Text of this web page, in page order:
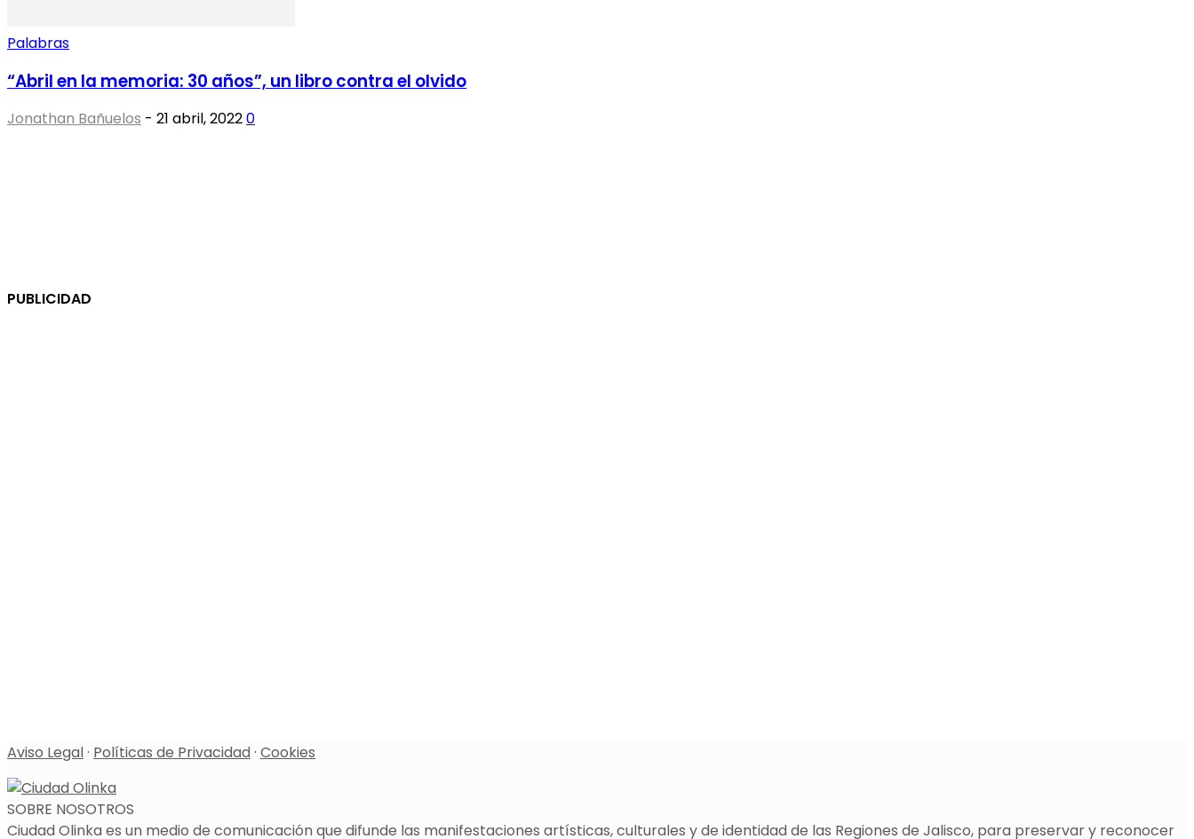
Palabras
“Abril en la memoria: 30 años”, un libro contra el olvido
Jonathan Bañuelos - 21 abril, 20220
PUBLICIDAD
Aviso Legal· Políticas de Privacidad· Cookies
SOBRE NOSOTROS
Ciudad Olinka es un medio de comunicación que difunde las manifestaciones artísticas, culturales y de identidad de las Regiones de Jalisco, para preservar y reconocer